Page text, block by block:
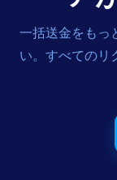
一括送金をもっ
い。すべてのリ